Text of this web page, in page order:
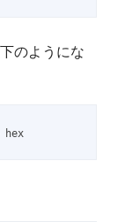
のようにな
hex